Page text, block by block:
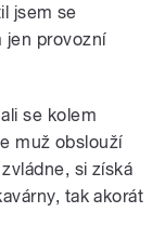
jsem se
jen provozní
se kolem
muž obslouží
si získá
tak akorát